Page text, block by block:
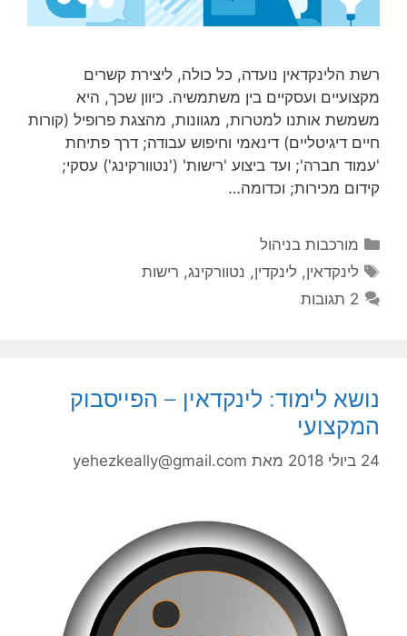
רשת הלינקדאין נועדה, כל כולה, ליצירת קשרים
מקצועיים ועסקיים בין משתמשיה. כיוון שכך, היא
משמשת אותנו למטרות, מגוונות, מהצגת פרופיל (קורות
חיים דיגיטליים) דינאמי וחיפוש עבודה; דרך פתיחת
'עמוד חברה'; ועד ביצוע 'רישות' ('נטוורקינג') עסקי;
קידום מכירות; וכדומה…
קטגוריות
מורכבות בניהול
תגיות
לינקדאין, לינקדין, נטוורקינג, רישות
2 תגובות
נושא לימוד: לינקדאין – הפייסבוק
המקצועי
24 ביולי 2018 מאת yehezkeally@gmail.com